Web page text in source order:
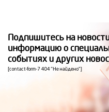
Подпишитесь на
информацию о
событиях и других
[contact-form-7 404 "Не найдено"]